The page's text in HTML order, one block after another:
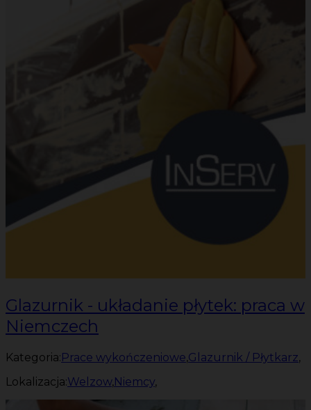
Glazurnik - układanie płytek: praca w
Niemczech
Kategoria:Prace wykończeniowe,Glazurnik / Płytkarz,
Lokalizacja:Welzow,Niemcy,